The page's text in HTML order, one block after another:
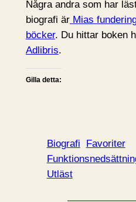
Några andra som har
biografi ärMias
böcker. Du hittar boken
Adlibris.
Gilla detta:
Biografi
Favoriter
Utläst